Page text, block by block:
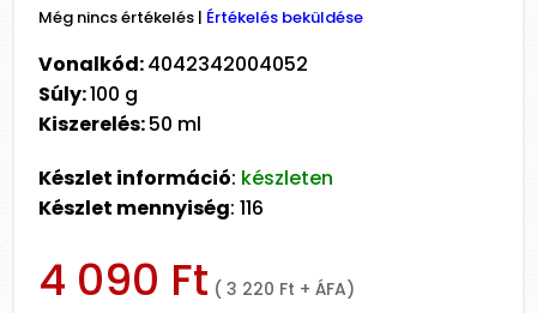
Még nincs értékelés | Értékelés beküldése
Vonalkód:4042342004052
Súly:100 g
Kiszerelés:50 ml
Készlet információ: készleten
Készlet mennyiség: 116
4 090 Ft ( 3 220 Ft + ÁFA)